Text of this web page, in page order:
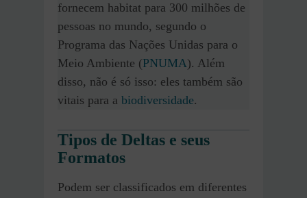
fornecem habitat para 300 milhões de
pessoas no mundo, segundo o
Programa das Nações Unidas para o
Meio Ambiente (PNUMA). Além
disso, não é só isso: eles também são
vitais para a biodiversidade.
Tipos de Deltas e seus
Formatos
Podem ser classificados em diferentes